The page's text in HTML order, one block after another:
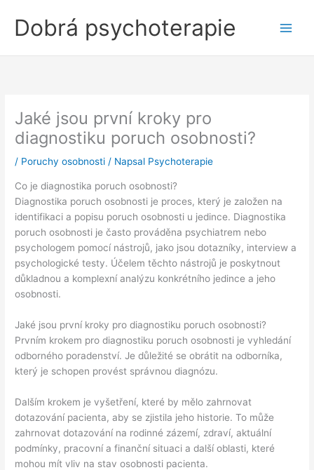
obsahDobrá psychoterapie
Jaké jsou první kroky pro
diagnostiku poruch osobnosti?
/ Poruchy osobnosti / Napsal Psychoterapie
Co je diagnostika poruch osobnosti?
Diagnostika poruch osobnosti je proces, který je založen na
identifikaci a popisu poruch osobnosti u jedince. Diagnostika
poruch osobnosti je často prováděna psychiatrem nebo
psychologem pomocí nástrojů, jako jsou dotazníky, interview a
psychologické testy. Účelem těchto nástrojů je poskytnout
důkladnou a komplexní analýzu konkrétního jedince a jeho
osobnosti.
Jaké jsou první kroky pro diagnostiku poruch osobnosti?
Prvním krokem pro diagnostiku poruch osobnosti je vyhledání
odborného poradenství. Je důležité se obrátit na odborníka,
který je schopen provést správnou diagnózu.
Dalším krokem je vyšetření, které by mělo zahrnovat
dotazování pacienta, aby se zjistila jeho historie. To může
zahrnovat dotazování na rodinné zázemí, zdraví, aktuální
podmínky, pracovní a finanční situaci a další oblasti, které
mohou mít vliv na stav osobnosti pacienta.